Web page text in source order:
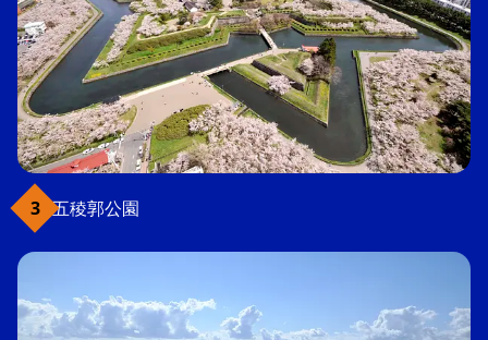
五稜郭公園